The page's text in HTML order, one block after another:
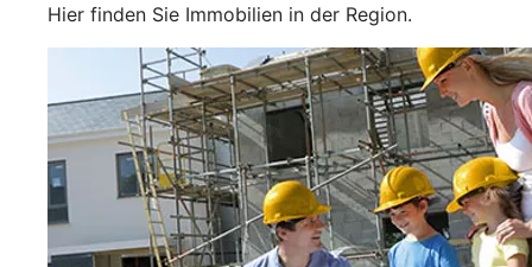
Hier finden Sie Immobilien in der Region.